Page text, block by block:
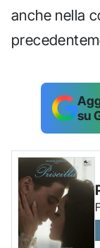
anche nella
su